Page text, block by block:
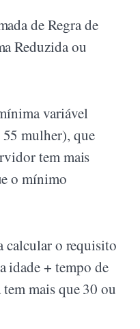
de Regra de
Reduzida ou
variável
55 mulher), que
tem mais
o mínimo
calcular o requisito
idade + tempo de
mais que 30 ou